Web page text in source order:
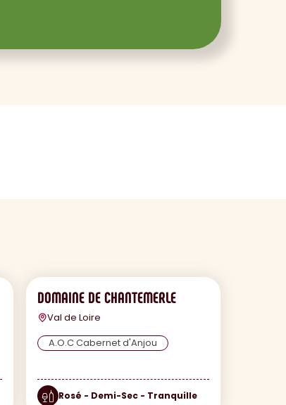
DOMAINE DE CHANTEMERLE
Val de Loire
A.O.C Cabernet d'Anjou
Rosé - Demi-Sec - Tranquille